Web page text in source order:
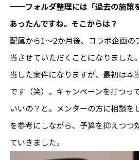
━━フォルダ整理には「過去の施策
あったんですね。そこからは？
配属から1～2か月後、コラボ企画の
当させていただくことになりました
当した案件になりますが、最初は本
です（笑）。キャンペーンを打つっ
いいの？と。メンターの方に相談を
を参考にしながら、予算を抑えつつ
ていきました。